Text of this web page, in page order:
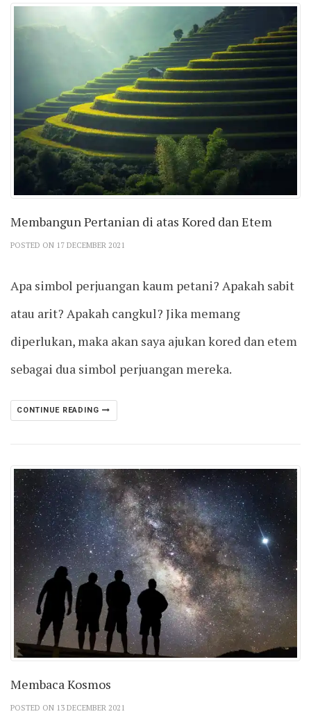
Membangun Pertanian di atas Kored dan Etem
POSTED ON 17 DECEMBER 2021
Apa simbol perjuangan kaum petani? Apakah sabit
atau arit? Apakah cangkul? Jika memang
diperlukan, maka akan saya ajukan kored dan etem
sebagai dua simbol perjuangan mereka.
CONTINUE READING
Membaca Kosmos
POSTED ON 13 DECEMBER 2021